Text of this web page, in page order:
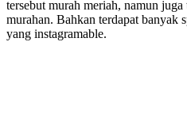
tersebut murah meriah, namun juga
murahan. Bahkan terdapat banyak
yang instagramable.